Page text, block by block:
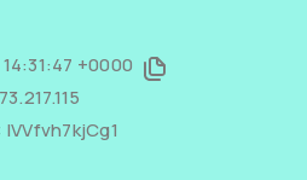
+0000
lVVfvh7kjCg1